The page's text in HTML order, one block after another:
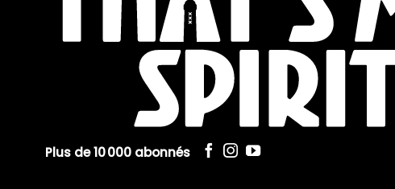
Plus de 10 000 abonnés